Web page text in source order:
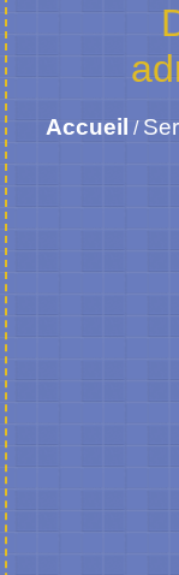
Accueil /